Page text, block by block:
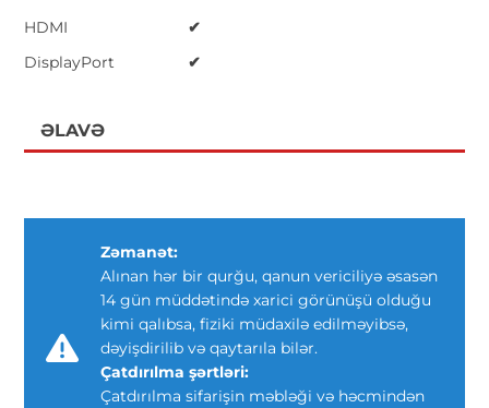
HDMI
✔
DisplayPort
✔
ƏLAVƏ
Zəmanət:
Alınan hər bir qurğu, qanun vericiliyə əsasən
14 gün müddətində xarici görünüşü olduğu
kimi qalıbsa, fiziki müdaxilə edilməyibsə,
dəyişdirilib və qaytarıla bilər.
Çatdırılma şərtləri:
Çatdırılma sifarişin məbləği və həcmindən